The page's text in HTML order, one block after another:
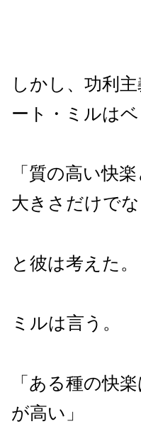
しかし、功利
ート・ミルは
「質の高い快
大きさだけで
と彼は考えた。
ミルは言う。
「ある種の快
が高い」